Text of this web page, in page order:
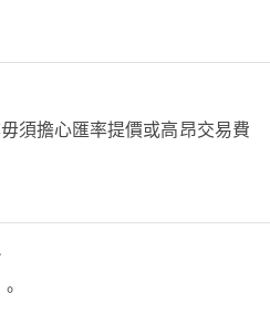
須擔心匯率提價或高昂交易費